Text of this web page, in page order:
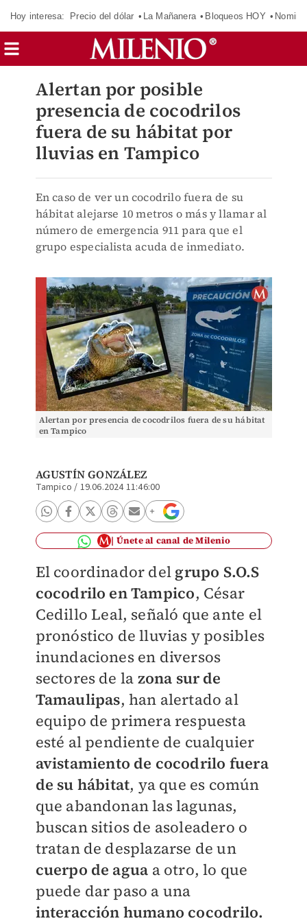
Hoy interesa: Precio del dólar La Mañanera Bloqueos HOY
Alertan por posible
presencia de cocodrilos
fuera de su hábitat por
lluvias en Tampico
En caso de ver un cocodrilo fuera de su
hábitat alejarse 10 metros o más y llamar al
número de emergencia 911 para que el
grupo especialista acuda de inmediato.
Alertan por presencia de cocodrilos fuera de su hábitat
en Tampico
AGUSTÍN GONZÁLEZ
Tampico / 19.06.2024 11:46:00
Únete al canal de Milenio
El coordinador del grupo S.O.S
cocodrilo en Tampico, César
Cedillo Leal, señaló que ante el
pronóstico de lluvias y posibles
inundaciones en diversos
sectores de la zona sur de
Tamaulipas, han alertado al
equipo de primera respuesta
esté al pendiente de cualquier
avistamiento de cocodrilo fuera
de su hábitat, ya que es común
que abandonan las lagunas,
buscan sitios de asoleadero o
tratan de desplazarse de un
cuerpo de agua a otro, lo que
puede dar paso a una
interacción humano cocodrilo.